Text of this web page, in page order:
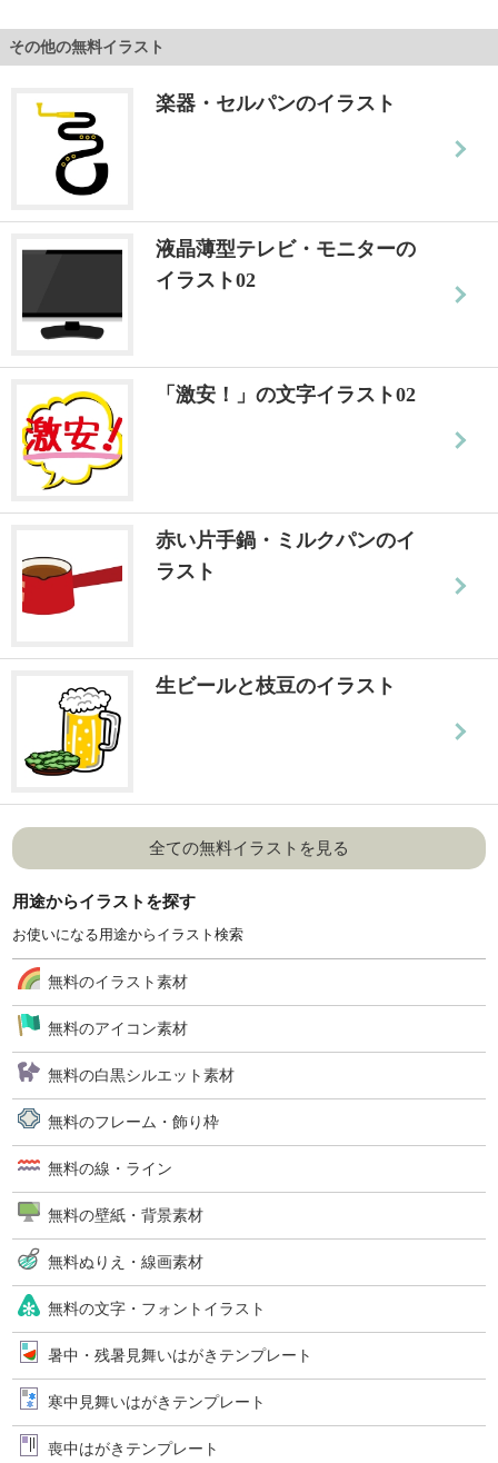
その他の無料イラスト
楽器・セルパンのイラスト
液晶薄型テレビ・モニターの
イラスト02
「激安！」の文字イラスト02
赤い片手鍋・ミルクパンのイ
ラスト
生ビールと枝豆のイラスト
全ての無料イラストを見る
用途からイラストを探す
お使いになる用途からイラスト検索
無料のイラスト素材
無料のアイコン素材
無料の白黒シルエット素材
無料のフレーム・飾り枠
無料の線・ライン
無料の壁紙・背景素材
無料ぬりえ・線画素材
無料の文字・フォントイラスト
暑中・残暑見舞いはがきテンプレート
寒中見舞いはがきテンプレート
喪中はがきテンプレート